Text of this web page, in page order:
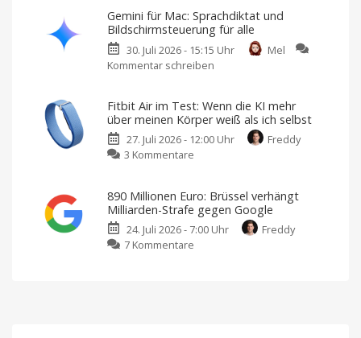
neues
KI-
Feature
Reiseplanung
KI:
Google
entfernt
umstrittene
massiver
Kritik
Ein
Gemini für Mac: Sprachdiktat und
Bildschirmsteuerung für alle
30. Juli 2026 - 15:15 Uhr
Mel
Kommentar schreiben
Mac:
Sprachdiktat
und
Vertraute
Steuerung
und
Möglichkeiten
Fitbit Air im Test: Wenn die KI mehr
über meinen Körper weiß als ich selbst
27. Juli 2026 - 12:00 Uhr
Freddy
3 Kommentare
im
Test:
Wenn
890 Millionen Euro: Brüssel verhängt
Milliarden-Strafe gegen Google
24. Juli 2026 - 7:00 Uhr
Freddy
7 Kommentare